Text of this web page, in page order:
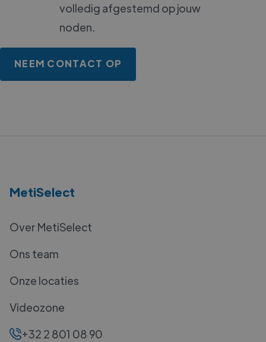
volledig afgestemd op jouw
noden.
NEEM CONTACT OP
MetiSelect
Over MetiSelect
Ons team
Onze locaties
Videozone
+32 2 801 08 90